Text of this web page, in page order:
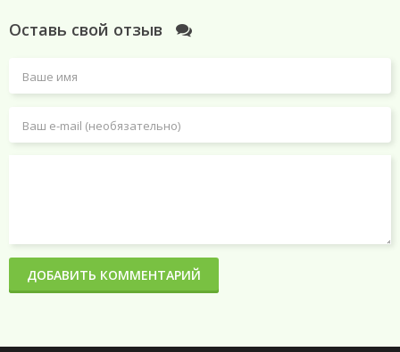
Оставь свой отзыв
ДОБАВИТЬ КОММЕНТАРИЙ